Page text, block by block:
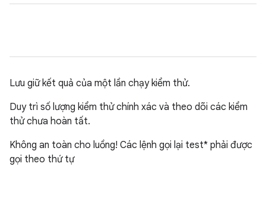
Lưu giữ kết quả của một lần chạy kiểm thử.
Duy trì số lượng kiểm thử chính xác và theo dõi các kiểm
thử chưa hoàn tất.
Không an toàn cho luồng! Các lệnh gọi lại test* phải được
gọi theo thứ tự